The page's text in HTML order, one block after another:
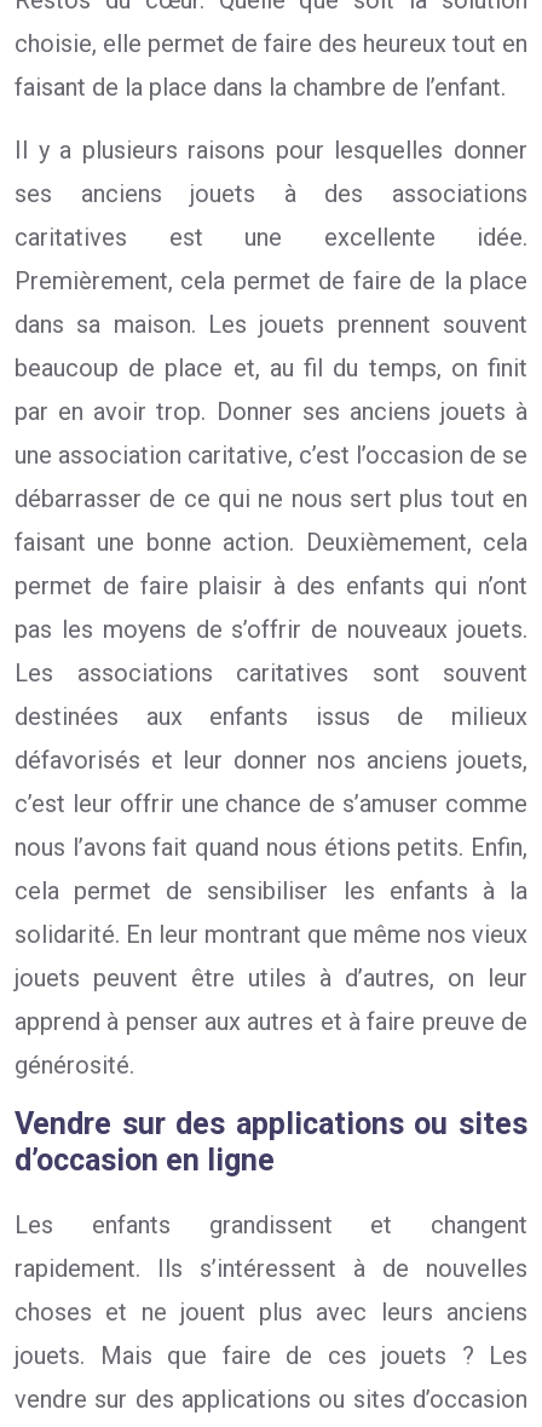
choisie, elle permet de faire des heureux tout en
faisant de la place dans la chambre de l’enfant.
Il y a plusieurs raisons pour lesquelles donner
ses anciens jouets à des associations
caritatives est une excellente idée.
Premièrement, cela permet de faire de la place
dans sa maison. Les jouets prennent souvent
beaucoup de place et, au fil du temps, on finit
par en avoir trop. Donner ses anciens jouets à
une association caritative, c’est l’occasion de se
débarrasser de ce qui ne nous sert plus tout en
faisant une bonne action. Deuxièmement, cela
permet de faire plaisir à des enfants qui n’ont
pas les moyens de s’offrir de nouveaux jouets.
Les associations caritatives sont souvent
destinées aux enfants issus de milieux
défavorisés et leur donner nos anciens jouets,
c’est leur offrir une chance de s’amuser comme
nous l’avons fait quand nous étions petits. Enfin,
cela permet de sensibiliser les enfants à la
solidarité. En leur montrant que même nos vieux
jouets peuvent être utiles à d’autres, on leur
apprend à penser aux autres et à faire preuve de
générosité.
Vendre sur des applications ou sites
d’occasion en ligne
Les enfants grandissent et changent
rapidement. Ils s’intéressent à de nouvelles
choses et ne jouent plus avec leurs anciens
jouets. Mais que faire de ces jouets ? Les
vendre sur des applications ou sites d’occasion